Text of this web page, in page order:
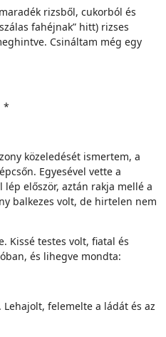
rizsből, cukorból és
fahéjnak” hitt) rizses
Csináltam még egy
*
közeledését ismertem, a
Egyesével vette a
először, aztán rakja mellé a
balkezes volt, de hirtelen nem
Kissé testes volt, fiatal és
és lihegve mondta:
felemelte a ládát és az